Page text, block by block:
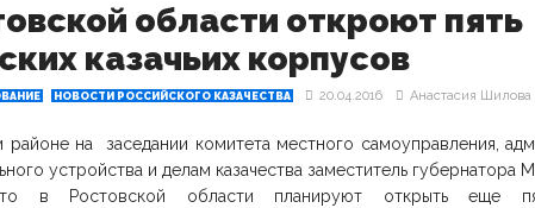
области откроют пять
казачьих корпусов
НОВОСТИ РОССИЙСКОГО КАЗАЧЕСТВА 20.04.2016 Анастасия Шилова
на заседании комитета местного самоуправления,
устройства и делам казачества заместитель губернатора
в Ростовской области планируют открыть еще